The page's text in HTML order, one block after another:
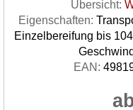
Übersicht:
Eigenschaften:
Einzelbereifung bis
EAN: